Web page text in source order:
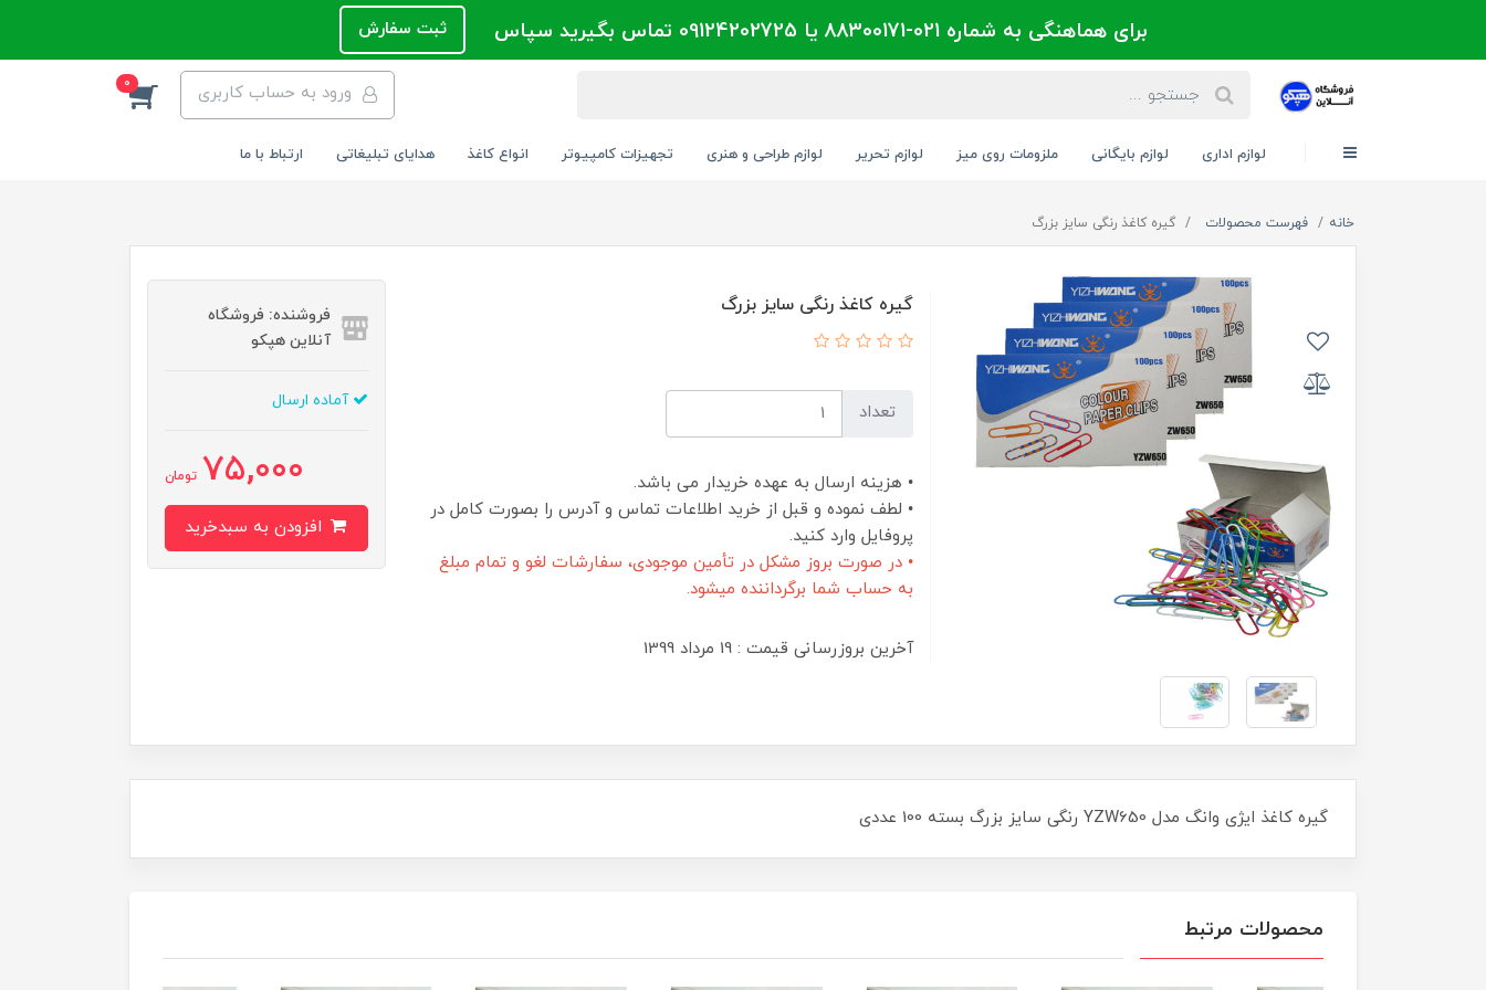
برای هماهنگی به شماره 021-88300171 یا 09124202725 تماس بگیرید سپاس ثبت سفارش
ورود به حساب کاربری 0
لوازم اداری لوازم بایگانی ملزومات روی میز لوازم تحریر لوازم طراحی و هنری تجهیزات کامپیوتر انواع کاغذ هدایای تبلیغاتی ارتباط با ما
خانه فهرست محصولات گیره کاغذ رنگی سایز بزرگ
گیره کاغذ رنگی سایز بزرگ
تعداد
• هزینه ارسال به عهده خریدار می باشد.
• لطف نموده و قبل از خرید اطلاعات تماس و آدرس را بصورت کامل در
پروفایل وارد کنید.
• در صورت بروز مشکل در تأمین موجودی، سفارشات لغو و تمام مبلغ
به حساب شما برگرداننده میشود.
آخرین بروزرسانی قیمت : 19 مرداد 1399
فروشنده: فروشگاه
آنلاین هپکو
آماده ارسال
75,000 تومان
گیره کاغذ ایژی وانگ مدل YZW650 رنگی سایز بزرگ بسته 100 عددی
محصولات مرتبط